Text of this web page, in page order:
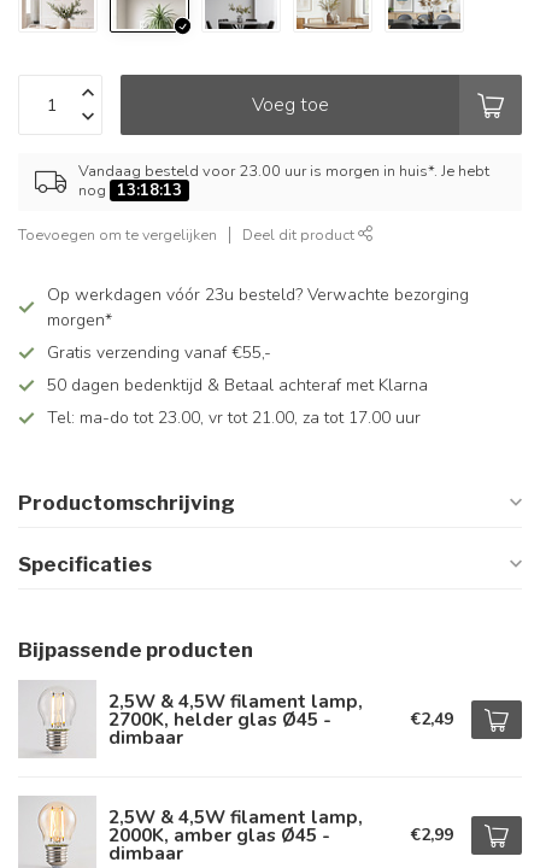
Voeg toe
Vandaag besteld voor 23.00 uur is morgen in huis*. Je hebt
nog
13:18:12
Toevoegen om te vergelijken Deel dit product
Op werkdagen vóór 23u besteld? Verwachte bezorging
morgen*
Gratis verzending vanaf €55,-
50 dagen bedenktijd & Betaal achteraf met Klarna
Tel: ma-do tot 23.00, vr tot 21.00, za tot 17.00 uur
Productomschrijving
Specificaties
Bijpassende producten
2,5W & 4,5W filament lamp,
2700K, helder glas Ø45 -
dimbaar
€2,49
2,5W & 4,5W filament lamp,
2000K, amber glas Ø45 -
dimbaar
€2,99